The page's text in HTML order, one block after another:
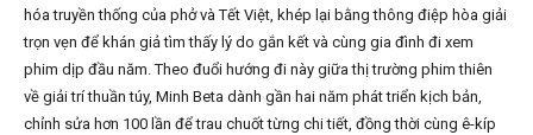
hóa truyền thống của phở và Tết Việt, khép lại bằng thông điệp hòa giải
trọn vẹn để khán giả tìm thấy lý do gắn kết và cùng gia đình đi xem
phim dịp đầu năm. Theo đuổi hướng đi này giữa thị trường phim thiên
về giải trí thuần túy, Minh Beta dành gần hai năm phát triển kịch bản,
chỉnh sửa hơn 100 lần để trau chuốt từng chi tiết, đồng thời cùng ê-kíp